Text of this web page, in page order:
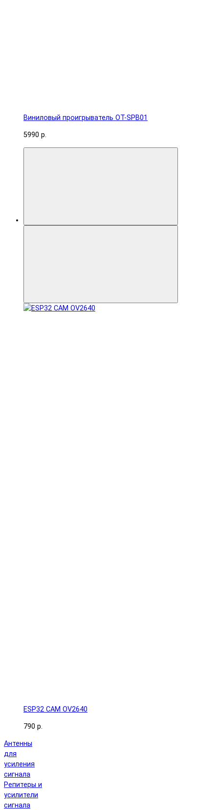
Виниловый проигрыватель OT-SPB01
5990 р.
ESP32 CAM OV2640
790 р.
Антенны
для
усиления
сигнала
Репитеры и
усилители
сигнала